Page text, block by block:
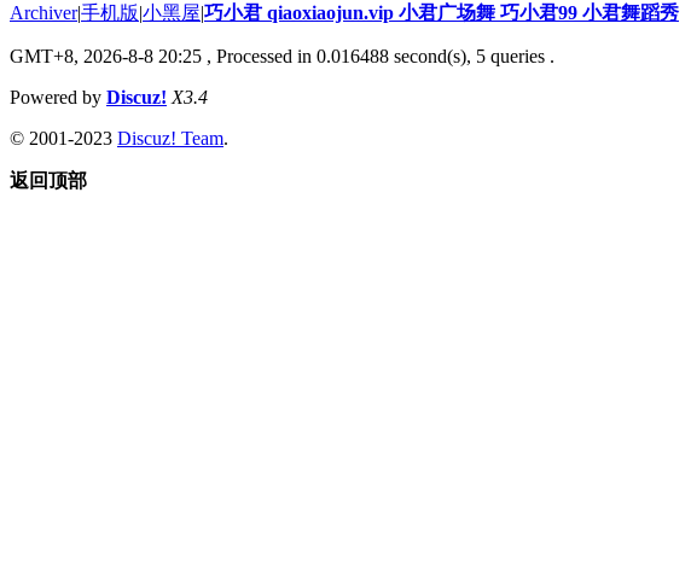
Archiver|手机版|小黑屋|巧小君 qiaoxiaojun.vip 小君广场舞 巧小君99 小君舞蹈秀
GMT+8, 2026-8-8 20:25 , Processed in 0.016488 second(s), 5 queries .
Powered by Discuz! X3.4
© 2001-2023 Discuz! Team.
返回顶部